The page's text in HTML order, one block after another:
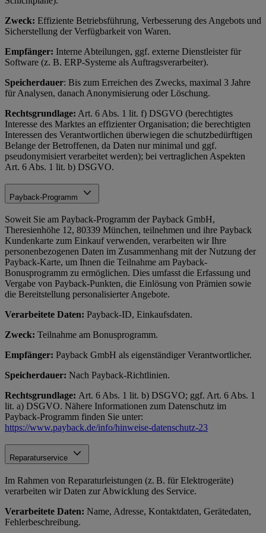
Zweck: Effiziente Betriebsführung, Verbesserung des Angebots und
Sicherstellung der Verfügbarkeit von Waren.
Empfänger: Interne Abteilungen, ggf. externe Dienstleister für
Software (z. B. ERP-Systeme als Auftragsverarbeiter).
Speicherdauer: Bis zum Erreichen des Zwecks, maximal 3 Jahre
für Analysen, danach Anonymisierung oder Löschung.
Rechtsgrundlage: Art. 6 Abs. 1 lit. f) DSGVO (berechtigtes
Interesse des Marktes an effizienter Organisation; die berechtigten
Interessen des Verantwortlichen überwiegen die schutzbedürftigen
Belange der Betroffenen, da Daten nur minimal und ggf.
pseudonymisiert verarbeitet werden); bei vertraglichen Aspekten
Art. 6 Abs. 1 lit. b) DSGVO.
Payback-Programm
Soweit Sie am Payback-Programm der Payback GmbH,
Theresienhöhe 12, 80339 München, teilnehmen und ihre Payback
Kundenkarte zum Einkauf verwenden, verarbeiten wir Ihre
personenbezogenen Daten im Zusammenhang mit der Nutzung der
Payback-Karte, um Ihnen die Teilnahme am Payback-
Bonusprogramm zu ermöglichen. Dies umfasst die Erfassung und
Vergabe von Payback-Punkten, die Einlösung von Prämien sowie
die Bereitstellung personalisierter Angebote.
Verarbeitete Daten: Payback-ID, Einkaufsdaten.
Zweck: Teilnahme am Bonusprogramm.
Empfänger: Payback GmbH als eigenständiger Verantwortlicher.
Speicherdauer: Nach Payback-Richtlinien.
Rechtsgrundlage: Art. 6 Abs. 1 lit. b) DSGVO; ggf. Art. 6 Abs. 1
lit. a) DSGVO. Nähere Informationen zum Datenschutz im
Payback-Programm finden Sie unter:
https://www.payback.de/info/hinweise-datenschutz-23
Reparaturservice
Im Rahmen von Reparaturleistungen (z. B. für Elektrogeräte)
verarbeiten wir Daten zur Abwicklung des Service.
Verarbeitete Daten: Name, Adresse, Kontaktdaten, Gerätedaten,
Fehlerbeschreibung.